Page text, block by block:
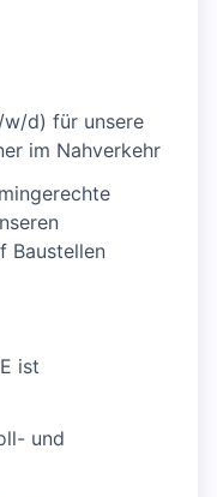
d) für unsere
im Nahverkehr
Baustellen
ist
und